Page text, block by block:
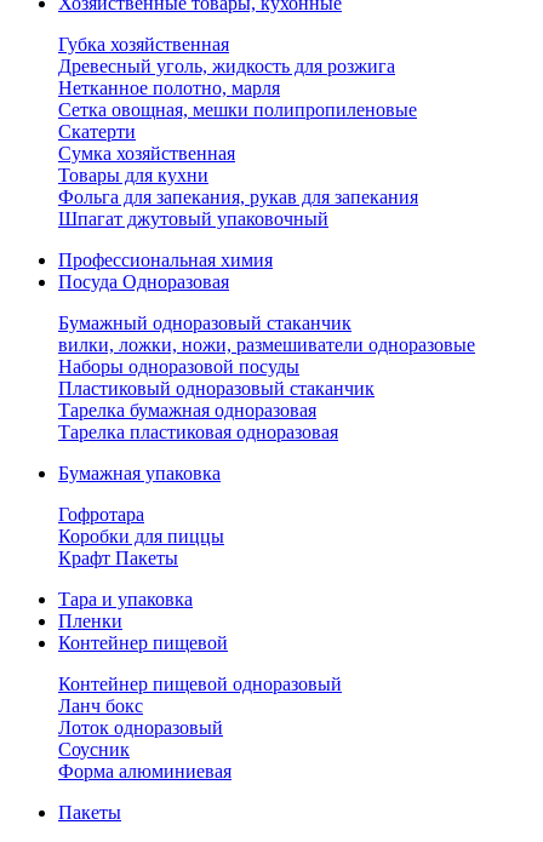
Губка хозяйственная
Древесный уголь, жидкость для розжига
Нетканное полотно, марля
Сетка овощная, мешки полипропиленовые
Скатерти
Сумка хозяйственная
Товары для кухни
Фольга для запекания, рукав для запекания
Шпагат джутовый упаковочный
Профессиональная химия
Посуда Одноразовая
Бумажный одноразовый стаканчик
вилки, ложки, ножи, размешиватели одноразовые
Наборы одноразовой посуды
Пластиковый одноразовый стаканчик
Тарелка бумажная одноразовая
Тарелка пластиковая одноразовая
Бумажная упаковка
Гофротара
Коробки для пиццы
Крафт Пакеты
Тара и упаковка
Пленки
Контейнер пищевой
Контейнер пищевой одноразовый
Ланч бокс
Лоток одноразовый
Соусник
Форма алюминиевая
Пакеты